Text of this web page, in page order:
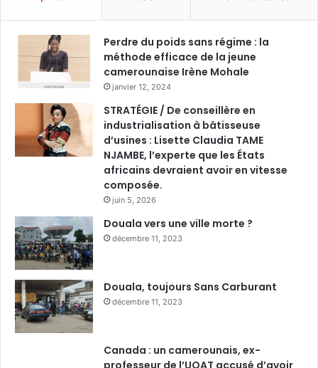
Perdre du poids sans régime : la
méthode efficace de la jeune
camerounaise Irène Mohale
janvier 12, 2024
STRATÉGIE / De conseillère en
industrialisation à bâtisseuse
d’usines : Lisette Claudia TAME
NJAMBE, l’experte que les États
africains devraient avoir en vitesse
composée.
juin 5, 2026
Douala vers une ville morte ?
décembre 11, 2023
Douala, toujours Sans Carburant
décembre 11, 2023
Canada : un camerounais, ex-